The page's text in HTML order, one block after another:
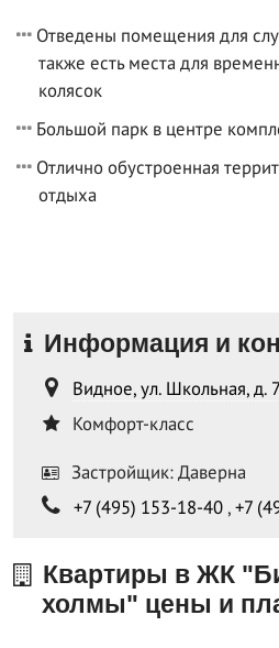
Отведены помещения для
также есть места для
колясок
Большой парк в центре
Отлично обустроенная
отдыха
Информация и
Видное, ул. Школьная, д.
Комфорт-класс
Застройщик: Даверна
+7 (495) 153-18-40 ,+7
Квартиры в ЖК
холмы" цены и